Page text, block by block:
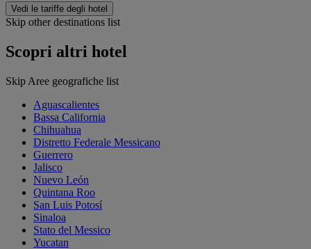
Vedi le tariffe degli hotel
Skip other destinations list
Scopri altri hotel
Skip Aree geografiche list
Aguascalientes
Bassa California
Chihuahua
Distretto Federale Messicano
Guerrero
Jalisco
Nuevo León
Quintana Roo
San Luis Potosí
Sinaloa
Stato del Messico
Yucatan